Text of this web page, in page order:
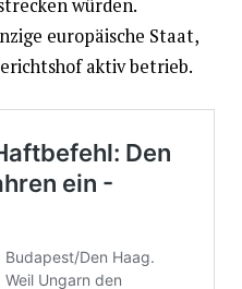
würden.
europäische Staat,
aktiv betrieb.